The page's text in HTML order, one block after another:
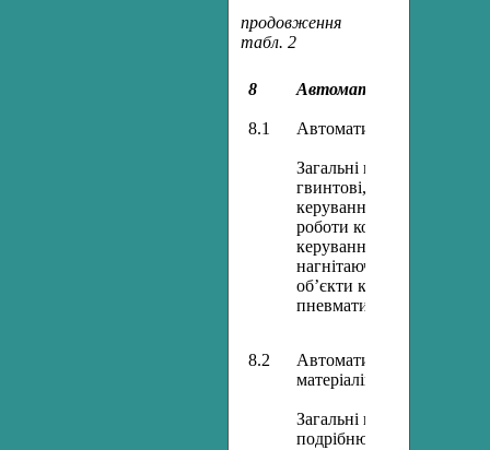
продовження
табл. 2
8
8.1
Автоматизація
Автоматизація
Загальні відомості.
гвинтові, вібраційні
керування. Автоматичний
роботи конвеєрного
керування конвеєрним
нагнітаючі пневматичні
об’єкти керування.
пневматичного
8.2
Автоматизація процесів
матеріалів.
Загальні відомості.
подрібнювачами. ФСА